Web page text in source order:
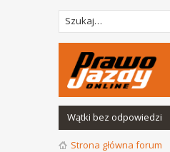
Wątki bez odpowiedzi
Strona główna forum